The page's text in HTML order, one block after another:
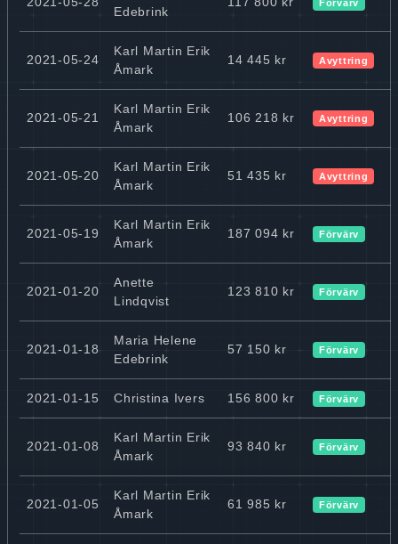
Edebrink
Förvärv
2021-05-24
Karl Martin Erik
Åmark
14 445 kr Avyttring
2021-05-21
Karl Martin Erik
Åmark
106 218 kr Avyttring
2021-05-20
Karl Martin Erik
Åmark
51 435 kr Avyttring
2021-05-19
Karl Martin Erik
Åmark
187 094 kr Förvärv
2021-01-20
Anette
Lindqvist
123 810 kr Förvärv
2021-01-18
Maria Helene
Edebrink
57 150 kr Förvärv
2021-01-15 Christina Ivers 156 800 kr Förvärv
2021-01-08
Karl Martin Erik
Åmark
93 840 kr Förvärv
2021-01-05
Karl Martin Erik
Åmark
61 985 kr Förvärv